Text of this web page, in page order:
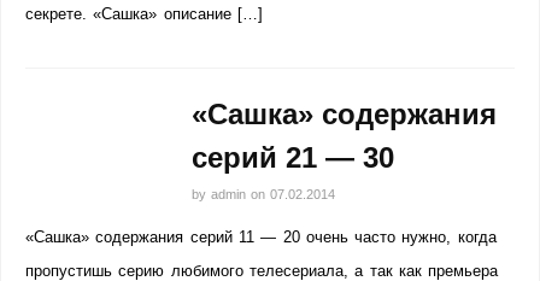
секрете. «Сашка» описание […]
«Сашка» содержания
серий 21 — 30
by admin on 07.02.2014
«Сашка» содержания серий 11 — 20 очень часто нужно, когда
пропустишь серию любимого телесериала, а так как премьера